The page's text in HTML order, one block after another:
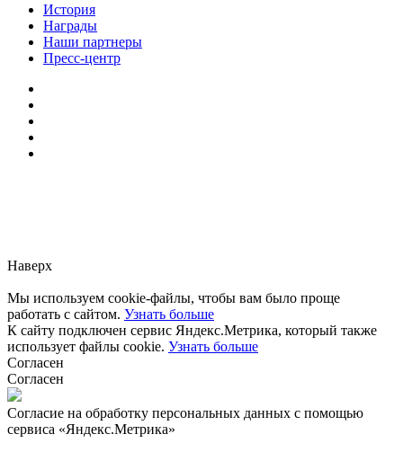
История
Награды
Наши партнеры
Пресс-центр
Наверх
Мы используем cookie-файлы, чтобы вам было проще
работать с сайтом. Узнать больше
К сайту подключен сервис Яндекс.Метрика, который также
использует файлы cookie. Узнать больше
Согласен
Согласен
Согласие на обработку персональных данных с помощью
сервиса «Яндекс.Метрика»